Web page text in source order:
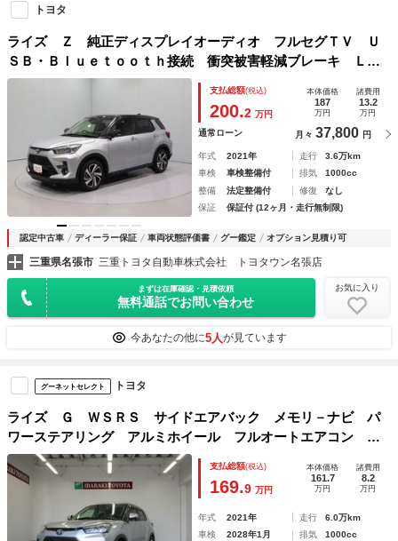
トヨタ
ライズ Ｚ 純正ディスプレイオーディオ フルセグＴＶ Ｕ
ＳＢ・Ｂｌｕｅｔｏｏｔｈ接続 衝突被害軽減ブレーキ ＬＥ
Ｄヘッドランプ ＥＴＣ 全周囲カメラ スマートキー クル
ーズコントロール クリアランスソナー
支払総額(税込)
200.2 万円
本体価格
187
万円
諸費用
13.2
万円
通常ローン 月々 37,800 円
年式 2021年 走行
3.6万km
車検
車検整備付 排気
1000cc
整備
法定整備付 修復
なし
保証
保証付 (12ヶ月・走行無制限)
認定中古車 ディーラー保証 車両状態評価書 グー鑑定 オプション見積り可
三重県名張市 三重トヨタ自動車株式会社 トヨタウン名張店
まずは在庫確認・見積依頼
無料通話でお問い合わせ
お気に入り
今あなたの他に5人が見ています
グーネットセレクト トヨタ
ライズ Ｇ ＷＳＲＳ サイドエアバック メモリ－ナビ パ
ワーステアリング アルミホイール フルオートエアコン ナ
ビ ＡＢＳ ＰＷ エアバッグ
支払総額(税込)
169.9 万円
本体価格
161.7
万円
諸費用
8.2
万円
年式 2021年 走行
6.0万km
車検
2028年1月 排気
1000cc